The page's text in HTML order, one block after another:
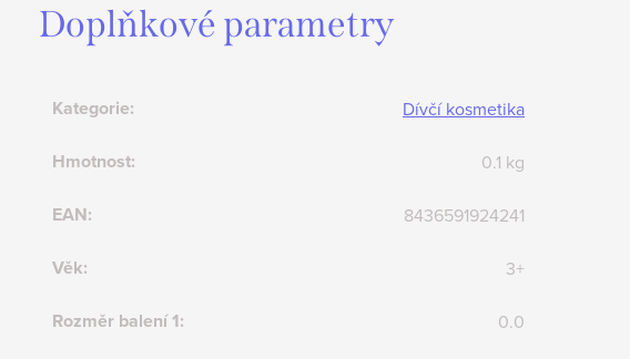
Doplňkové parametry
Kategorie: Dívčí kosmetika
Hmotnost: 0.1 kg
EAN: 8436591924241
Věk: 3+
Rozměr balení 1: 0.0